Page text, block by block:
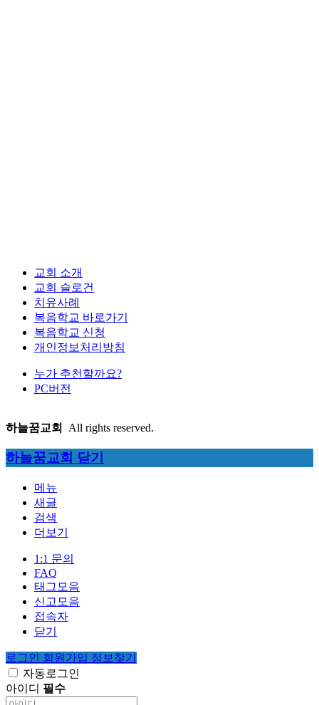
교회 소개
교회 슬로건
치유사례
복음학교 바로가기
복음학교 신청
개인정보처리방침
누가 추천할까요?
PC버전
하늘꿈교회 All rights reserved.
하늘꿈교회 닫기
메뉴
새글
검색
더보기
1:1 문의
FAQ
태그모음
신고모음
접속자
닫기
로그인 회원가입 정보찾기
자동로그인
아이디 필수